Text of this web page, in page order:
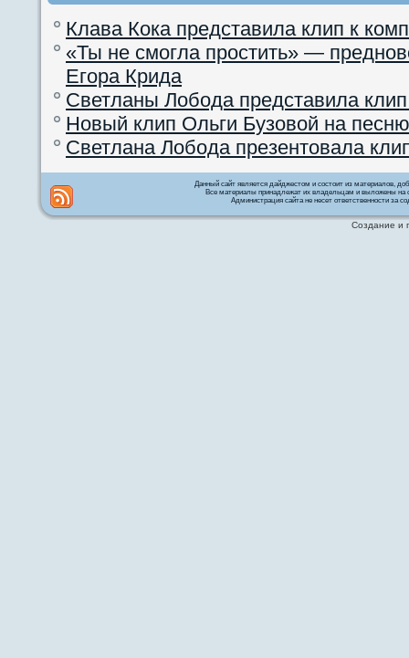
Клава Кока представила клип к
«Ты не смогла простить» —
Егора Крида
Светланы Лобода представила
Новый клип Ольги Бузовой на
Светлана Лобода презентовала
Данный сайт является дайджестом и состоит из материалов,
Все материалы принадлежат их владельцам и выложены на
Администрация сайта не несет ответственности за
Создание и